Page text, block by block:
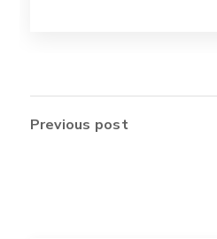
Previous post